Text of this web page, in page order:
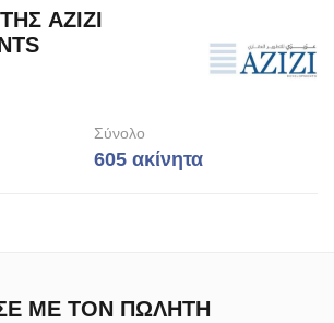
AZIZI
Σύνολο
605 ακίνητα
ΜΕ ΤΟΝ ΠΩΛΗΤΉ